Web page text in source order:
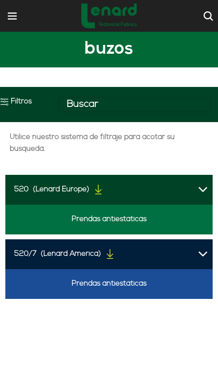
buzos
Filtros
Utilice nuestro sistema de filtraje para acotar su
búsqueda.
520 (Lenard Europe)
Prendas antiestáticas
520/7 (Lenard America)
Prendas antiestáticas